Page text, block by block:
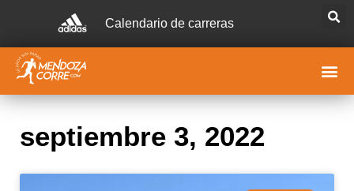
Calendario de carreras
septiembre 3, 2022